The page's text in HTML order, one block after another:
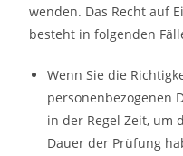
wenden. Das Recht auf
besteht in folgenden
Wenn Sie die
personenbezogenen
in der Regel Zeit, um
Dauer der Prüfung